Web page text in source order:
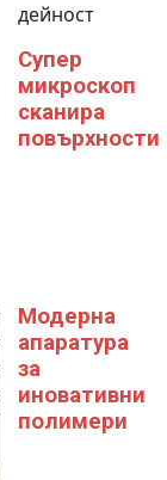
дейност
Супер
микроскоп
сканира
повърхности
Модерна
апаратура
за
иновативни
полимери